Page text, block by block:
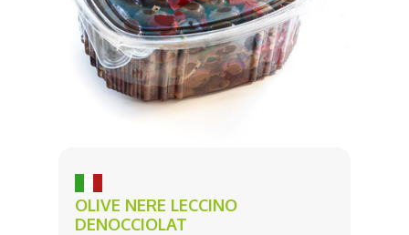
OLIVE NERE LECCINO
DENOCCIOLAT